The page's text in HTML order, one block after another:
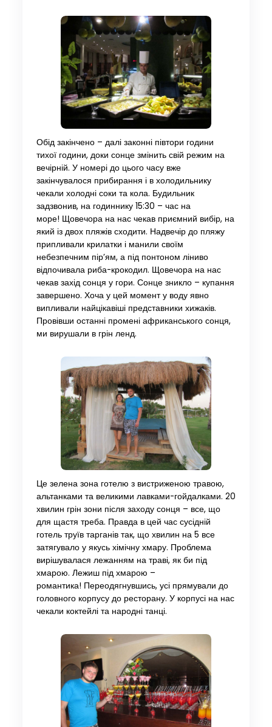
Обід закінчено – далі законні півтори години
тихої години, доки сонце змінить свій режим на
вечірній. У номері до цього часу вже
закінчувалося прибирання і в холодильнику
чекали холодні соки та кола. Будильник
задзвонив, на годиннику 15:30 – час на
море! Щовечора на нас чекав приємний вибір, на
який із двох пляжів сходити. Надвечір до пляжу
припливали крилатки і манили своїм
небезпечним пір’ям, а під понтоном ліниво
відпочивала риба-крокодил. Щовечора на нас
чекав захід сонця у гори. Сонце зникло – купання
завершено. Хоча у цей момент у воду явно
випливали найцікавіші представники хижаків.
Провівши останні промені африканського сонця,
ми вирушали в грін ленд.
Це зелена зона готелю з вистриженою травою,
альтанками та великими лавками-гойдалками. 20
хвилин грін зони після заходу сонця – все, що
для щастя треба. Правда в цей час сусідній
готель труїв тарганів так, що хвилин на 5 все
затягувало у якусь хімічну хмару. Проблема
вирішувалася лежанням на траві, як би під
хмарою. Лежиш під хмарою –
романтика! Переодягнувшись, усі прямували до
головного корпусу до ресторану. У корпусі на нас
чекали коктейлі та народні танці.